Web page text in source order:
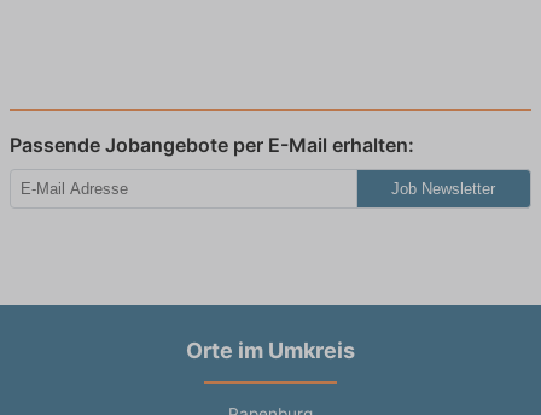
Passende Jobangebote per E-Mail erhalten:
Job Newsletter
Orte im Umkreis